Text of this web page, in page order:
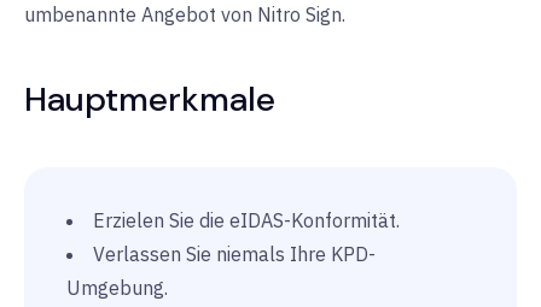
umbenannte Angebot von Nitro Sign.
Hauptmerkmale
Erzielen Sie die eIDAS-Konformität.
Verlassen Sie niemals Ihre KPD-
Umgebung.